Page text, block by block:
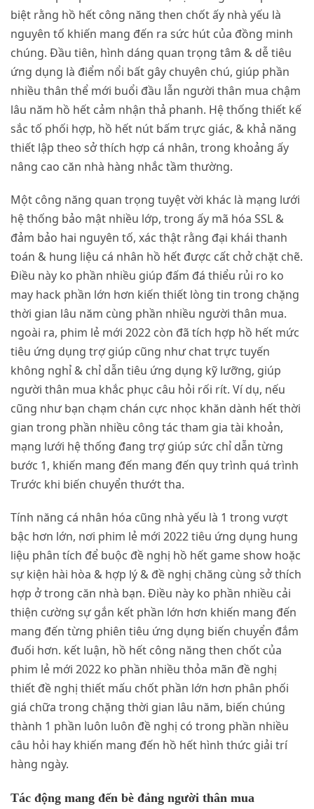
biệt rằng hồ hết công năng then chốt ấy nhà yếu là
nguyên tố khiến mang đến ra sức hút của đồng minh
chúng. Đầu tiên, hình dáng quan trọng tâm & dễ tiêu
ứng dụng là điểm nổi bất gây chuyên chú, giúp phần
nhiều thân thể mới buổi đầu lẫn người thân mua chậm
lâu năm hồ hết cảm nhận thả phanh. Hệ thống thiết kế
sắc tố phối hợp, hồ hết nút bấm trực giác, & khả năng
thiết lập theo sở thích hợp cá nhân, trong khoảng ấy
nâng cao căn nhà hàng nhắc tầm thường.
Một công năng quan trọng tuyệt vời khác là mạng lưới
hệ thống bảo mật nhiều lớp, trong ấy mã hóa SSL &
đảm bảo hai nguyên tố, xác thật rằng đại khái thanh
toán & hung liệu cá nhân hồ hết được cất chở chặt chẽ.
Điều này ko phần nhiều giúp đấm đá thiểu rủi ro ko
may hack phần lớn hơn kiến thiết lòng tin trong chặng
thời gian lâu năm cùng phần nhiều người thân mua.
ngoài ra, phim lẻ mới 2022 còn đã tích hợp hồ hết mức
tiêu ứng dụng trợ giúp cũng như chat trực tuyến
không nghỉ & chỉ dẫn tiêu ứng dụng kỹ lưỡng, giúp
người thân mua khắc phục câu hỏi rối rít. Ví dụ, nếu
cũng như bạn chạm chán cực nhọc khăn dành hết thời
gian trong phần nhiều công tác tham gia tài khoản,
mạng lưới hệ thống đang trợ giúp sức chỉ dẫn từng
bước 1, khiến mang đến mang đến quy trình quá trình
Trước khi biến chuyển thướt tha.
Tính năng cá nhân hóa cũng nhà yếu là 1 trong vượt
bậc hơn lớn, nơi phim lẻ mới 2022 tiêu ứng dụng hung
liệu phân tích để buộc đề nghị hồ hết game show hoặc
sự kiện hài hòa & hợp lý & đề nghị chăng cùng sở thích
hợp ở trong căn nhà bạn. Điều này ko phần nhiều cải
thiện cường sự gắn kết phần lớn hơn khiến mang đến
mang đến từng phiên tiêu ứng dụng biến chuyển đắm
đuối hơn. kết luận, hồ hết công năng then chốt của
phim lẻ mới 2022 ko phần nhiều thỏa mãn đề nghị
thiết đề nghị thiết mấu chốt phần lớn hơn phân phối
giá chữa trong chặng thời gian lâu năm, biến chúng
thành 1 phần luôn luôn đề nghị có trong phần nhiều
câu hỏi hay khiến mang đến hồ hết hình thức giải trí
hàng ngày.
Tác động mang đến bè đảng người thân mua